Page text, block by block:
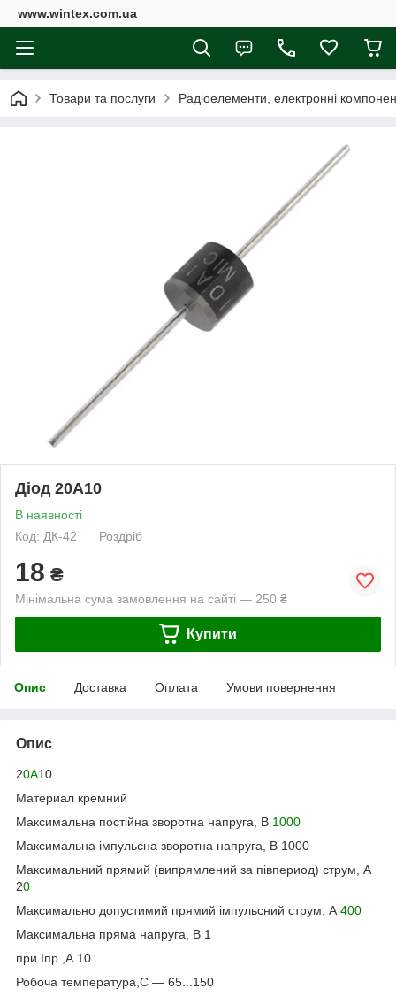
www.wintex.com.ua
Товари та послуги Радіоелементи, електронні
Діод 20A10
В наявності
Код: ДК-42
Роздріб
18 ₴
Мінімальна сума замовлення на сайті — 250 ₴
Купити
Опис Доставка Оплата Умови повернення
Опис
20A10
Материал кремний
Максимальна постійна зворотна напруга, В 1000
Максимальна імпульсна зворотна напруга, В 1000
Максимальний прямий (випрямлений за півпериод) струм, А
20
Максимально допустимий прямий імпульсний струм, А 400
Максимальна пряма напруга, В 1
при Iпр.,А 10
Робоча температура,С — 65...150